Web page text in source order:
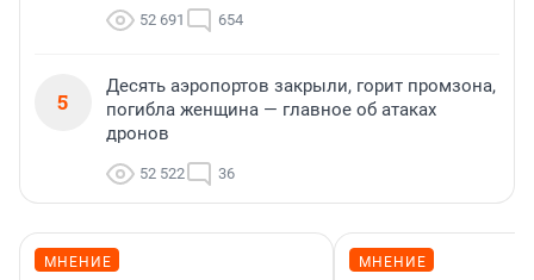
52 691 654
5
Десять аэропортов закрыли, горит промзона,
погибла женщина — главное об атаках
дронов
52 522 36
МНЕНИЕ МНЕНИЕ